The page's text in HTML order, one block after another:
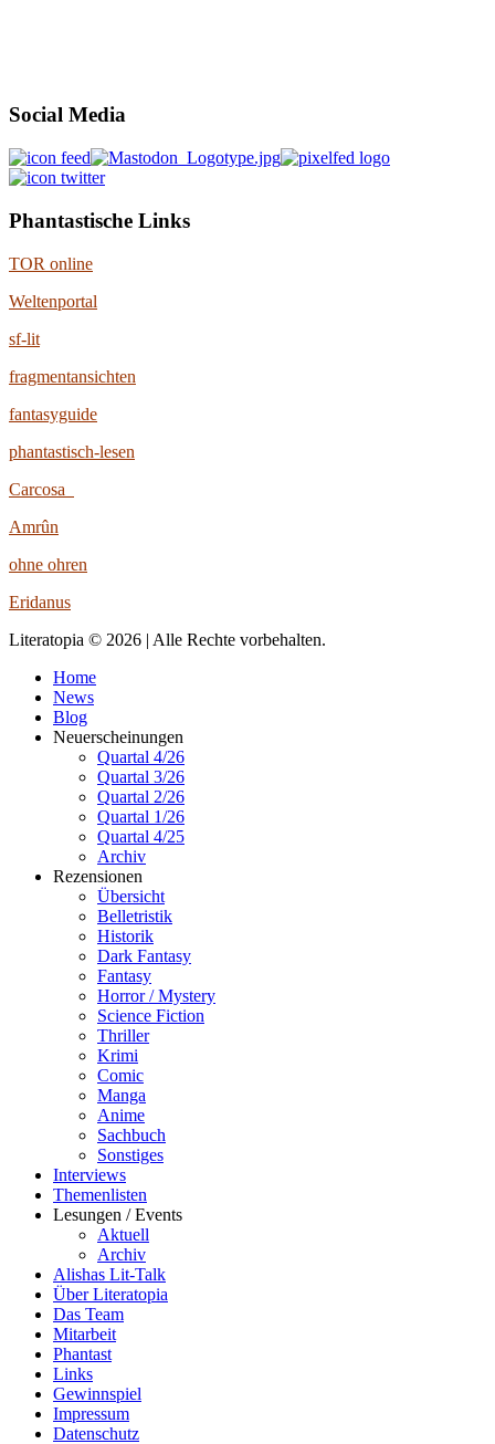
Social Media
Phantastische Links
TOR online
Weltenportal
sf-lit
fragmentansichten
fantasyguide
phantastisch-lesen
Carcosa
Amrûn
ohne ohren
Eridanus
Literatopia © 2026 | Alle Rechte vorbehalten.
Home
News
Blog
Neuerscheinungen
Quartal 4/26
Quartal 3/26
Quartal 2/26
Quartal 1/26
Quartal 4/25
Archiv
Rezensionen
Übersicht
Belletristik
Historik
Dark Fantasy
Fantasy
Horror / Mystery
Science Fiction
Thriller
Krimi
Comic
Manga
Anime
Sachbuch
Sonstiges
Interviews
Themenlisten
Lesungen / Events
Aktuell
Archiv
Alishas Lit-Talk
Über Literatopia
Das Team
Mitarbeit
Phantast
Links
Gewinnspiel
Impressum
Datenschutz